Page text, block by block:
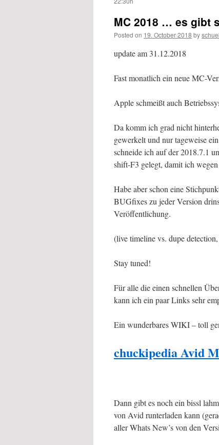
MC 2018 … es gibt
Posted on 19. October 2018 by
update am 31.12.2018
Fast monatlich ein neue MC-
Apple schmeißt auch
Da komm ich grad nicht
gewerkelt und nur tageweise
schneide ich auf der 2018.7.1
shift-F3 gelegt, damit ich
Habe aber schon eine
BUGfixes zu jeder Version
Veröffentlichung.
(live timeline vs. dupe
Stay tuned!
Für alle die einen schnellen
kann ich ein paar Links sehr
Ein wunderbares WIKI – toll
chuckipedia Avid
Dann gibt es noch ein bissl
von Avid runterladen kann
aller Whats New’s von den